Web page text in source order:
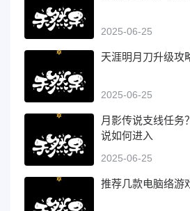
2025-06-25
天涯明月刀升级攻
2025-06-25
月影传说支线任务
说如何进入
2025-06-25
推荐几款电脑络游